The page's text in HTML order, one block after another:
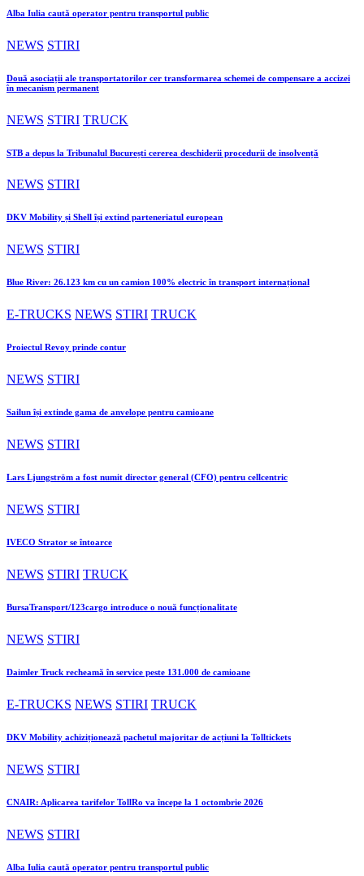
Alba Iulia caută operator pentru transportul public
NEWS STIRI
Două asociații ale transportatorilor cer transformarea schemei de compensare a accizei
în mecanism permanent
NEWS STIRI TRUCK
STB a depus la Tribunalul București cererea deschiderii procedurii de insolvență
NEWS STIRI
DKV Mobility și Shell își extind parteneriatul european
NEWS STIRI
Blue River: 26.123 km cu un camion 100% electric în transport internațional
E-TRUCKS NEWS STIRI TRUCK
Proiectul Revoy prinde contur
NEWS STIRI
Sailun își extinde gama de anvelope pentru camioane
NEWS STIRI
Lars Ljungström a fost numit director general (CFO) pentru cellcentric
NEWS STIRI
IVECO Strator se întoarce
NEWS STIRI TRUCK
BursaTransport/123cargo introduce o nouă funcționalitate
NEWS STIRI
Daimler Truck recheamă în service peste 131.000 de camioane
E-TRUCKS NEWS STIRI TRUCK
DKV Mobility achiziționează pachetul majoritar de acțiuni la Tolltickets
NEWS STIRI
CNAIR: Aplicarea tarifelor TollRo va începe la 1 octombrie 2026
NEWS STIRI
Alba Iulia caută operator pentru transportul public